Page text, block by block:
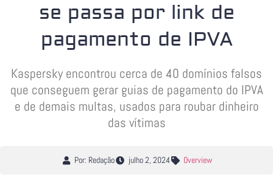
se passa por link de
pagamento de IPVA
Kaspersky encontrou cerca de 40 domínios falsos
que conseguem gerar guias de pagamento do IPVA
e de demais multas, usados para roubar dinheiro
das vítimas
Por: Redação julho 2, 2024 Overview